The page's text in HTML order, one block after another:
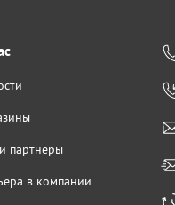
партнеры
в компании